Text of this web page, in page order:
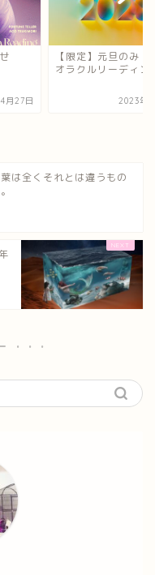
月27日
【限定】元旦のみ！
オラクルリーディ
2023年1
は全くそれとは違うもの